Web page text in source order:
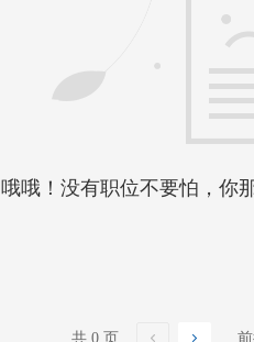
哦哦！没有职位不要怕，你
共 0 页